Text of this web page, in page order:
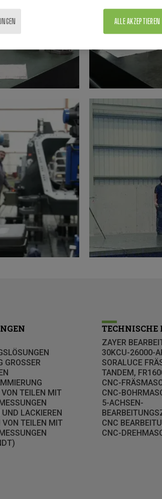
GROSSER
TEILEN MIT
LACKIEREN
VON TEILEN MIT
TECHNISCHE
ZAYER
30KCU-26000-
SORALUCE
TANDEM,
CNC-
CNC-
5-ACHSEN-
CNC
CNC-
ALLE AKZEPTIEREN